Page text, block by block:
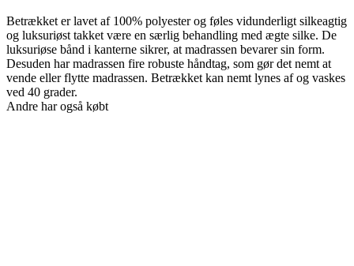
Betrækket er lavet af 100% polyester og føles vidunderligt silkeagtig
og luksuriøst takket være en særlig behandling med ægte silke. De
luksuriøse bånd i kanterne sikrer, at madrassen bevarer sin form.
Desuden har madrassen fire robuste håndtag, som gør det nemt at
vende eller flytte madrassen. Betrækket kan nemt lynes af og vaskes
ved 40 grader.
Andre har også købt